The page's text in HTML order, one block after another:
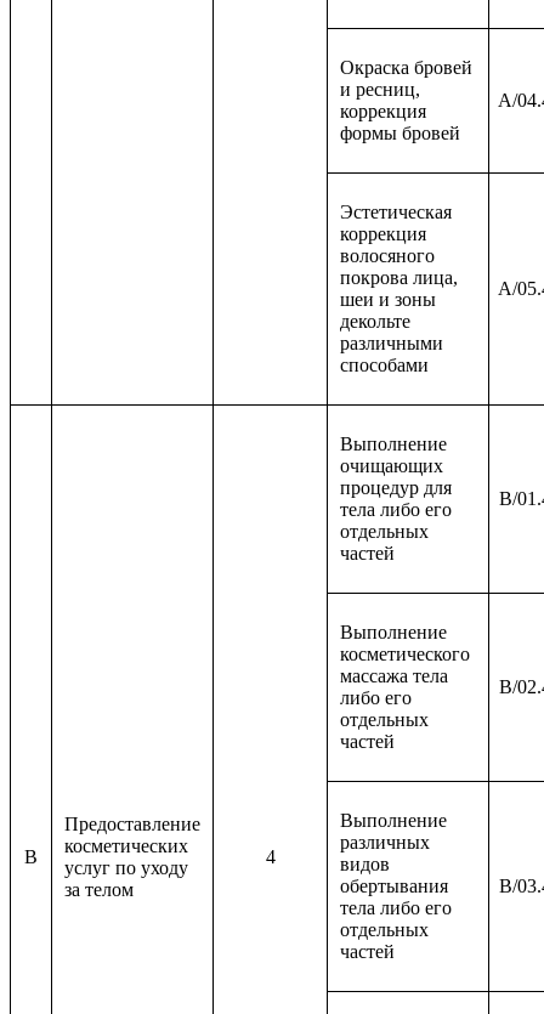
Окраска бровей
и ресниц,
коррекция
формы бровей
A/
Эстетическая
коррекция
волосяного
покрова лица,
шеи и зоны
декольте
различными
способами
A/
B
Предоставление
косметических
услуг по уходу
за телом
4
Выполнение
очищающих
процедур для
тела либо его
отдельных
частей
B/
Выполнение
косметического
массажа тела
либо его
отдельных
частей
B/
Выполнение
различных
видов
обертывания
тела либо его
отдельных
частей
B/